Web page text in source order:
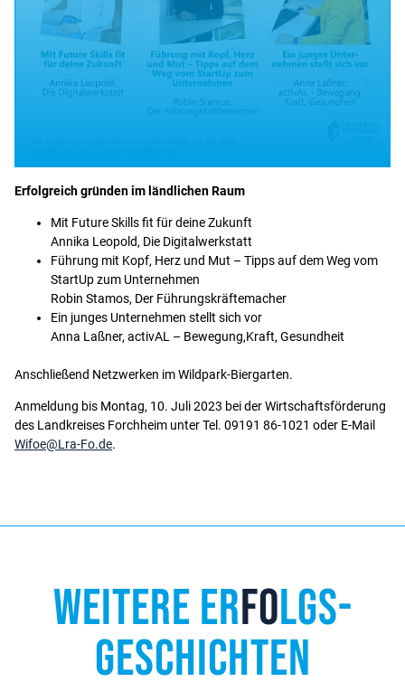
Erfolgreich gründen im ländlichen Raum
Mit Future Skills fit für deine Zukunft
Annika Leopold, Die Digitalwerkstatt
Führung mit Kopf, Herz und Mut – Tipps auf dem Weg vom
StartUp zum Unternehmen
Robin Stamos, Der Führungskräftemacher
Ein junges Unternehmen stellt sich vor
Anna Laßner, activAL – Bewegung,Kraft, Gesundheit
Anschließend Netzwerken im Wildpark-Biergarten.
Anmeldung bis Montag, 10. Juli 2023 bei der Wirtschaftsförderung
des Landkreises Forchheim unter Tel. 09191 86-1021 oder E-Mail
Wifoe@Lra-Fo.de.
WEITERE ERFOLGS­
GESCHICHTEN